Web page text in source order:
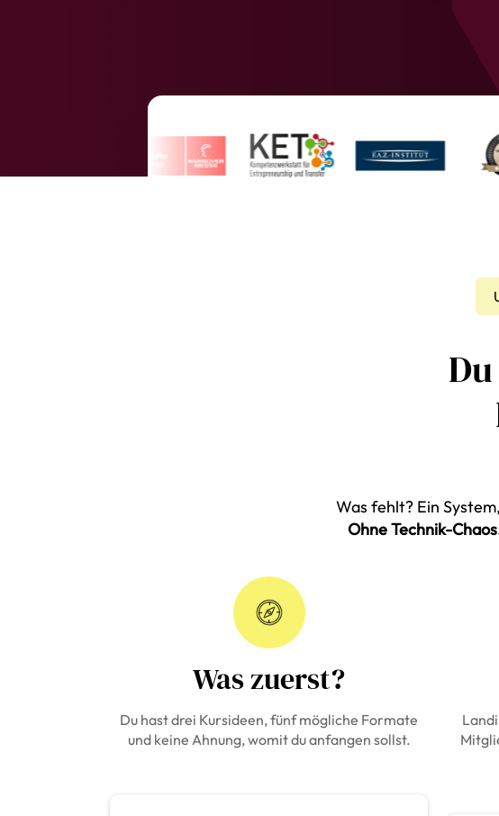
Was fehlt? Ein
Ohne Technik-
Was zuerst?
Du hast drei Kursideen, fünf mögliche Formate
und keine Ahnung, womit du anfangen sollst.